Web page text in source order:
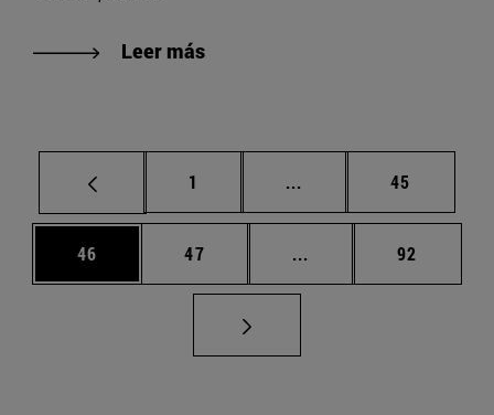
Leer más
Página
1 ... Páginas intermedias
Página
45
Página
46 Página
47 ... Páginas intermedias
Página
92